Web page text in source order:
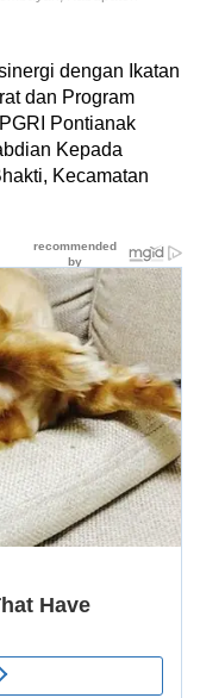
dengan Ikatan
dan Program
Pontianak
Kepada
Kecamatan